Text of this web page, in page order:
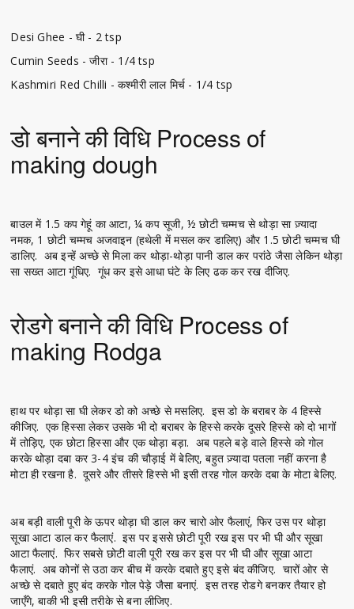
Desi Ghee - घी - 2 tsp
Cumin Seeds - जीरा - 1/4 tsp
Kashmiri Red Chilli - कश्मीरी लाल मिर्च - 1/4 tsp
डो बनाने की विधि Process of
making dough
बाउल में 1.5 कप गेहूं का आटा, ¼ कप सूजी, ½ छोटी चम्मच से थोड़ा सा ज़्यादा
नमक, 1 छोटी चम्मच अजवाइन (हथेली में मसल कर डालिए) और 1.5 छोटी चम्मच घी
डालिए. अब इन्हें अच्छे से मिला कर थोड़ा-थोड़ा पानी डाल कर परांठे जैसा लेकिन थोड़ा
सा सख्त आटा गूंधिए. गूंध कर इसे आधा घंटे के लिए ढक कर रख दीजिए.
रोडगे बनाने की विधि Process of
making Rodga
हाथ पर थोड़ा सा घी लेकर डो को अच्छे से मसलिए. इस डो के बराबर के 4 हिस्से
कीजिए. एक हिस्सा लेकर उसके भी दो बराबर के हिस्से करके दूसरे हिस्से को दो भागों
में तोड़िए, एक छोटा हिस्सा और एक थोड़ा बड़ा. अब पहले बड़े वाले हिस्से को गोल
करके थोड़ा दबा कर 3-4 इंच की चौड़ाई में बेलिए, बहुत ज़्यादा पतला नहीं करना है
मोटा ही रखना है. दूसरे और तीसरे हिस्से भी इसी तरह गोल करके दबा के मोटा बेलिए.
अब बड़ी वाली पूरी के ऊपर थोड़ा घी डाल कर चारो ओर फैलाएं, फिर उस पर थोड़ा
सूखा आटा डाल कर फैलाएं. इस पर इससे छोटी पूरी रख इस पर भी घी और सूखा
आटा फैलाएं. फिर सबसे छोटी वाली पूरी रख कर इस पर भी घी और सूखा आटा
फैलाएं. अब कोनों से उठा कर बीच में करके दबाते हुए इसे बंद कीजिए. चारों ओर से
अच्छे से दबाते हुए बंद करके गोल पेड़े जैसा बनाएं. इस तरह रोडगे बनकर तैयार हो
जाएँगे, बाकी भी इसी तरीके से बना लीजिए.